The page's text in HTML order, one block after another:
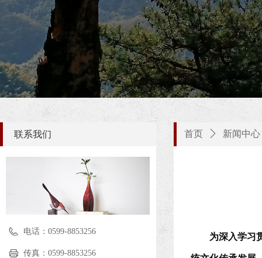
电话： 0599-8853256
传真： 0599-8853256
联系我们
为深入学习
首页 ꄲ 新闻中心